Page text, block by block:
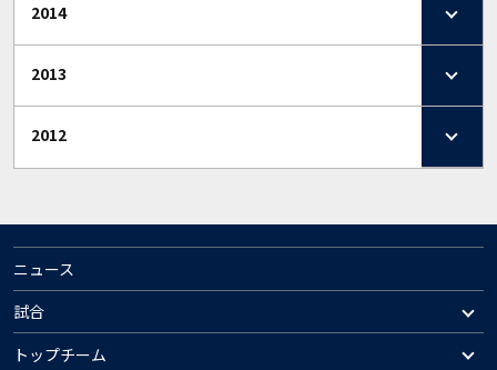
2014
2013
2012
ニュース
試合
トップチーム